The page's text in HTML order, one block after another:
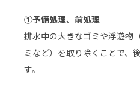
①予備処理、前処理
排水中の大きなゴミや浮遊物
ミなど）を取り除くことで、
す。